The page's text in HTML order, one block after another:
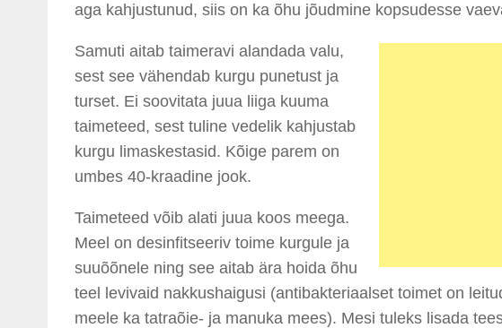
aga kahjustunud, siis on ka õhu jõudmine kopsudesse
Samuti aitab taimeravi alandada valu,
sest see vähendab kurgu punetust ja
turset. Ei soovitata juua liiga kuuma
taimeteed, sest tuline vedelik kahjustab
kurgu limaskestasid. Kõige parem on
umbes 40-kraadine jook.
Taimeteed võib alati juua koos meega.
Meel on desinfitseeriv toime kurgule ja
suuõõnele ning see aitab ära hoida õhu
teel levivaid nakkushaigusi (antibakteriaalset toimet on
meele ka tatraõie- ja manuka mees). Mesi tuleks lisada